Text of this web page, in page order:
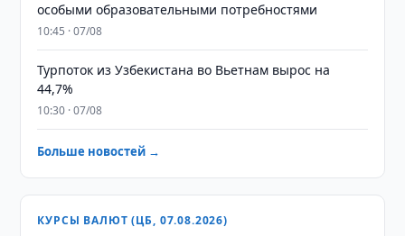
особыми образовательными потребностями
10:45 · 07/08
Турпоток из Узбекистана во Вьетнам вырос на
44,7%
10:30 · 07/08
Больше новостей →
КУРСЫ ВАЛЮТ (ЦБ, 07.08.2026)